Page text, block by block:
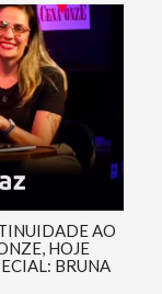
AO
HOJE
BRUNA